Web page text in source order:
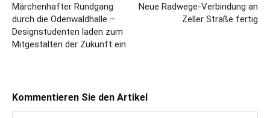
Märchenhafter Rundgang
durch die Odenwaldhalle –
Designstudenten laden zum
Mitgestalten der Zukunft ein
Neue Radwege-Verbindung an
Zeller Straße fertig
Kommentieren Sie den Artikel